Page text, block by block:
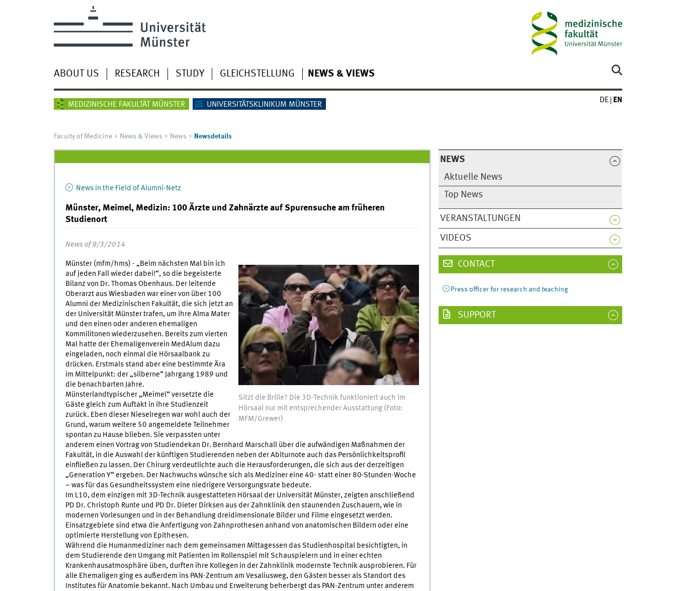
ABOUT US RESEARCH STUDY GLEICHSTELLUNG NEWS & VIEWS
MEDIZINISCHE FAKULTÄT MÜNSTER UNIVERSITÄTSKLINIKUM MÜNSTER
DE EN
Faculty of Medicine News & Views News Newsdetails
NEWS
Aktuelle News
Top News
VERANSTALTUNGEN
VIDEOS
News in the Field of Alumni-Netz
Münster, Meimel, Medizin: 100 Ärzte und Zahnärzte auf Spurensuche am früheren
Studienort
News of 9/3/2014
Sitzt die Brille? Die 3D-Technik funktioniert auch im
Hörsaal nur mit entsprechender Ausstattung (Foto:
MFM/Grewer)
Münster (mfm/hms) - „Beim nächsten Mal bin ich
auf jeden Fall wieder dabei!“, so die begeisterte
Bilanz von Dr. Thomas Obenhaus. Der leitende
Oberarzt aus Wiesbaden war einer von über 100
Alumni der Medizinischen Fakultät, die sich jetzt an
der Universität Münster trafen, um ihre Alma Mater
und den einen oder anderen ehemaligen
Kommilitonen wiederzusehen. Bereits zum vierten
Mal hatte der Ehemaligenverein MedAlum dazu
eingeladen, noch einmal die Hörsaalbank zu
drücken. Erstmals stand aber eine bestimmte Ära
im Mittelpunkt: der „silberne“ Jahrgang 1989 und
die benachbarten Jahre.
Münsterlandtypischer „Meimel“ versetzte die
Gäste gleich zum Auftakt in ihre Studienzeit
zurück. Eben dieser Nieselregen war wohl auch der
Grund, warum weitere 50 angemeldete Teilnehmer
spontan zu Hause blieben. Sie verpassten unter
anderem einen Vortrag von Studiendekan Dr. Bernhard Marschall über die aufwändigen Maßnahmen der
Fakultät, in die Auswahl der künftigen Studierenden neben der Abiturnote auch das Persönlichkeitsprofil
einfließen zu lassen. Der Chirurg verdeutlichte auch die Herausforderungen, die sich aus der derzeitigen
„Generation Y“ ergeben. Der Nachwuchs wünsche sich als Mediziner eine 40- statt einer 80-Stunden-Woche
– was für das Gesundheitssystem eine niedrigere Versorgungsrate bedeute.
Im L10, dem einzigen mit 3D-Technik ausgestatteten Hörsaal der Universität Münster, zeigten anschließend
PD Dr. Christoph Runte und PD Dr. Dieter Dirksen aus der Zahnklinik den staunenden Zuschauern, wie in
modernen Vorlesungen und in der Behandlung dreidimensionale Bilder und Filme eingesetzt werden.
Einsatzgebiete sind etwa die Anfertigung von Zahnprothesen anhand von anatomischen Bildern oder eine
optimierte Herstellung von Epithesen.
Während die Humanmediziner nach dem gemeinsamen Mittagessen das Studienhospital besichtigten, in
dem Studierende den Umgang mit Patienten im Rollenspiel mit Schauspielern und in einer echten
Krankenhausatmosphäre üben, durften ihre Kollegen in der Zahnklinik modernste Technik ausprobieren. Für
alle Ehemaligen ging es außerdem ins PAN-Zentrum am Vesaliusweg, den Gästen besser als Standort des
Institutes für Anatomie bekannt. Nach Umbau und Erweiterung beherbergt das PAN-Zentrum unter anderem
CONTACT
Press officer for research and teaching
SUPPORT